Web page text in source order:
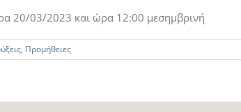
20/03/2023 και ώρα 12:00 μεσημβρινή
, Προμήθειες